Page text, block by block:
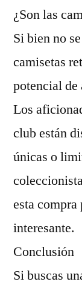
¿Son las
Si bien no
camisetas
potencial de
Los
club están
únicas o
esta compra
interesante.
Conclusión
Si buscas